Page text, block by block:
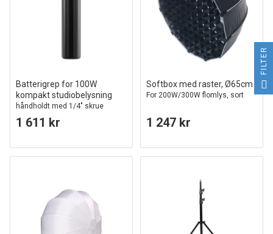
Batterigrep for 100W
kompakt studiobelysning
håndholdt med 1/4" skrue
1 611 kr
Softbox med raster, Ø65cm
For 200W/300W flomlys, sort
1 247 kr
FILTER